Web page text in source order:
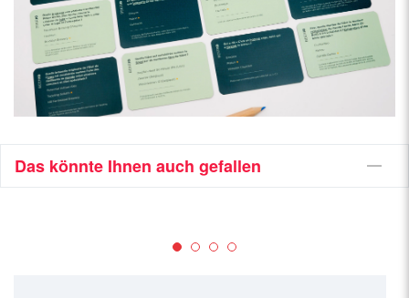
Das könnte Ihnen auch gefallen